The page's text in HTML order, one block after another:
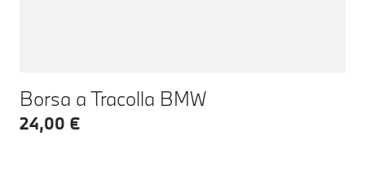
Borsa a Tracolla BMW
24,00 €